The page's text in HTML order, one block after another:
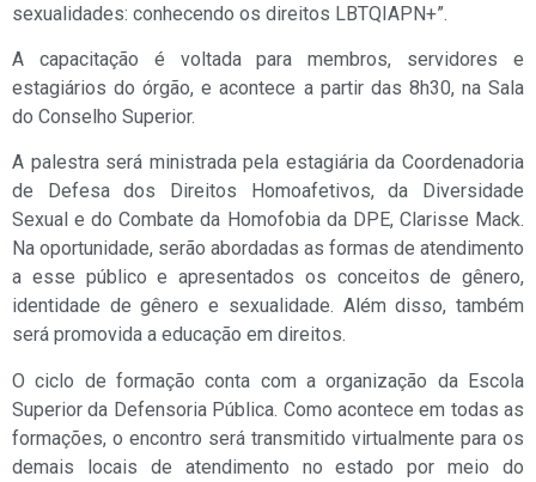
sexualidades: conhecendo os direitos LBTQIAPN+”.
A capacitação é voltada para membros, servidores e
estagiários do órgão, e acontece a partir das 8h30, na Sala
do Conselho Superior.
A palestra será ministrada pela estagiária da Coordenadoria
de Defesa dos Direitos Homoafetivos, da Diversidade
Sexual e do Combate da Homofobia da DPE, Clarisse Mack.
Na oportunidade, serão abordadas as formas de atendimento
a esse público e apresentados os conceitos de gênero,
identidade de gênero e sexualidade. Além disso, também
será promovida a educação em direitos.
O ciclo de formação conta com a organização da Escola
Superior da Defensoria Pública. Como acontece em todas as
formações, o encontro será transmitido virtualmente para os
demais locais de atendimento no estado por meio do